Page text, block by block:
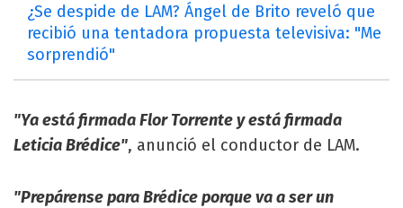
¿Se despide de LAM? Ángel de Brito reveló que
recibió una tentadora propuesta televisiva: "Me
sorprendió"
"Ya está firmada Flor Torrente y está firmada
Leticia Brédice", anunció el conductor de LAM.
"Prepárense para Brédice porque va a ser un